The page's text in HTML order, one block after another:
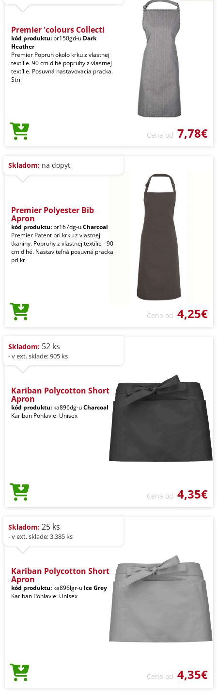
Premier 'colours Collecti
kód produktu: pr150gd-u Dark
Heather
Premier Popruh okolo krku z vlastnej
textílie. 90 cm dlhé popruhy z vlastnej
textílie. Posuvná nastavovacia pracka.
Stri
Cena od 7,78€
Skladom: na dopyt
Premier Polyester Bib
Apron
kód produktu: pr167dg-uCharcoal
Premier Patent pri krku z vlastnej
tkaniny. Popruhy z vlastnej textílie - 90
cm dlhé. Nastaviteľná posuvná pracka
pri kr
Cena od 4,25€
Skladom: 52 ks
- v ext. sklade: 905 ks
Kariban Polycotton Short
Apron
kód produktu: ka896dg-uCharcoal
Kariban Pohlavie: Unisex
Cena od 4,35€
Skladom: 25 ks
- v ext. sklade: 3.385 ks
Kariban Polycotton Short
Apron
kód produktu: ka896lgr-u Ice Grey
Kariban Pohlavie: Unisex
Cena od 4,35€